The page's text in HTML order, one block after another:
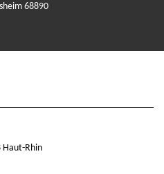
68890
Haut-Rhin